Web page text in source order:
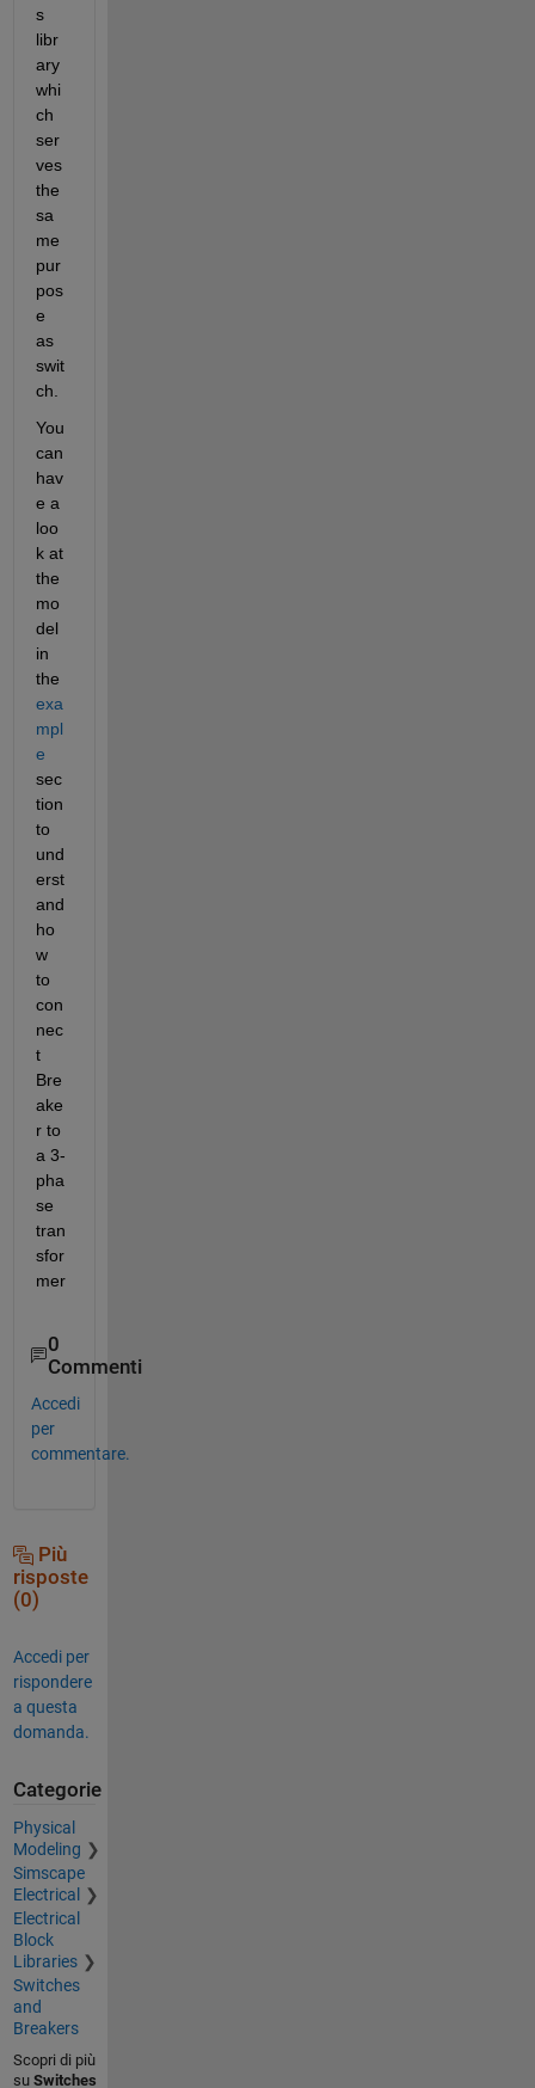
s
libr
ary
whi
ch
ser
ves
the
sa
me
pur
pos
e
as
swit
ch.
You
can
hav
e a
loo
k at
the
mo
del
in
the
exa
mpl
e
sec
tion
to
und
erst
and
ho
w
to
con
nec
t
Bre
ake
r to
a 3-
pha
se
tran
sfor
mer
0
Commenti
Accedi
per
commentare.
Più
risposte
(0)
Accedi per
rispondere
a questa
domanda.
Categorie
Physical
Modeling
Simscape
Electrical
Electrical
Block
Libraries
Switches
and
Breakers
Scopri di più
su Switches